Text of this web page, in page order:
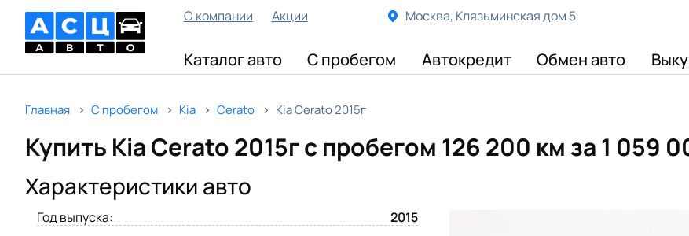
О компании Акции Москва, Клязьминская дом 5
Каталог авто С пробегом Автокредит Обмен авто
Главная С пробегом Kia Cerato Kia Cerato 2015г
Купить Kia Cerato 2015г с пробегом 126 200 км за 1 059
Характеристики авто
Год выпуска:
2015